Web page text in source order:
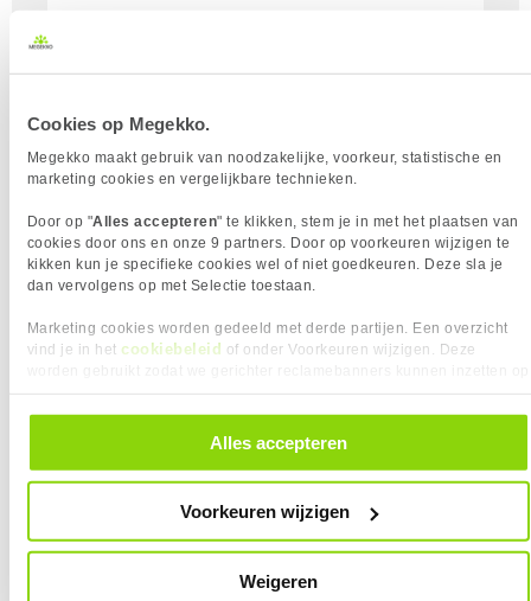
Cookies op Megekko.
Megekko maakt gebruik van noodzakelijke, voorkeur, statistische en
marketing cookies en vergelijkbare technieken.
Door op "Alles accepteren" te klikken, stem je in met het plaatsen van
cookies door ons en onze 9 partners. Door op voorkeuren wijzigen te
kikken kun je specifieke cookies wel of niet goedkeuren. Deze sla je
dan vervolgens op met Selectie toestaan.
Marketing cookies worden gedeeld met derde partijen. Een overzicht
vind je in het cookiebeleid of onder Voorkeuren wijzigen. Deze
alle cookies. Je kunt je gegeven toestemming altijd intrekken, dit doe je
door in de footer van onze website te klikken op ‘Cookievoorkeuren’
Alles accepteren
Voorkeuren wijzigen
Weigeren
Printers
thuiswerken of studeren. Met een goede printer
druk je eenvoudig documenten, foto’s en andere
bestanden af. Bij het kiezen van een printer zijn er
houden, zoals snelheid, kwaliteit en connectiviteit.
Benieuwd welke dat zijn?